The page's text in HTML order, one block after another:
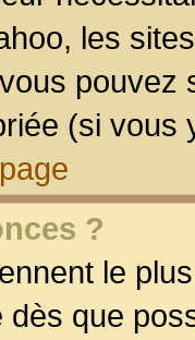
les
pouvez
(si vous
?
le
que